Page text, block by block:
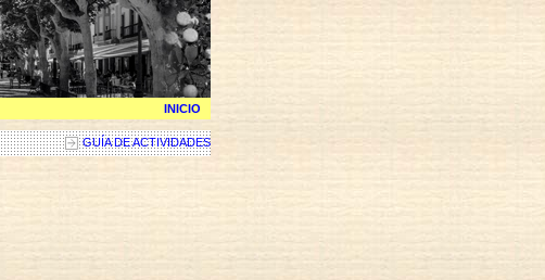
INICIO
GUÍA DE ACTIVIDADES